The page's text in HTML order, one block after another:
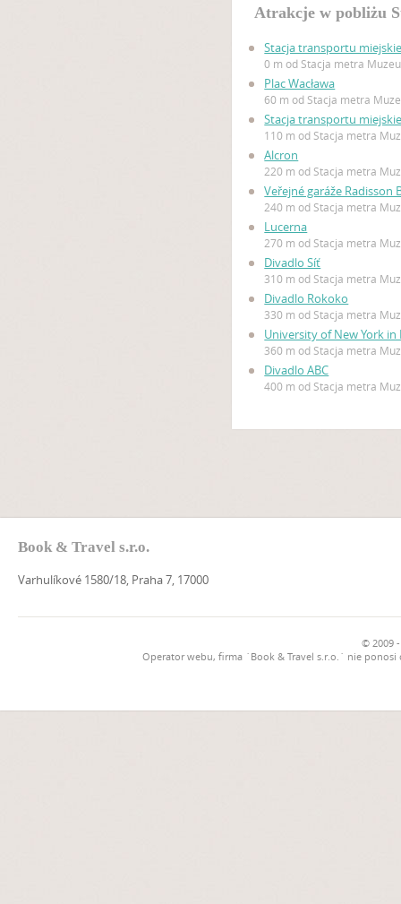
Atrakcje w pobliżu
Stacja transportu
0 m od Stacja metra
Plac Wacława
60 m od Stacja metra
Stacja transportu
110 m od Stacja metra
Alcron
220 m od Stacja metra
Veřejné garáže Radisson
240 m od Stacja metra
Lucerna
270 m od Stacja metra
Divadlo Síť
310 m od Stacja metra
Divadlo Rokoko
330 m od Stacja metra
University of New York in
360 m od Stacja metra
Divadlo ABC
400 m od Stacja metra
Book & Travel s.r.o.
Varhulíkové 1580/18, Praha 7, 17000
© 2009
Operator webu, firma `Book & Travel s.r.o.` nie